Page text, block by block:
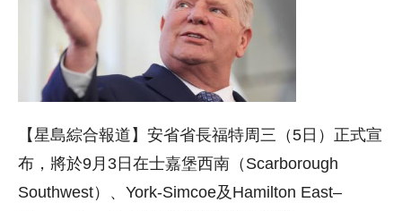
【星島綜合報道】安省省長福特周三（5日）正式宣
布，將於9月3日在士嘉堡西南（Scarborough
Southwest）、York-Simcoe及Hamilton East–